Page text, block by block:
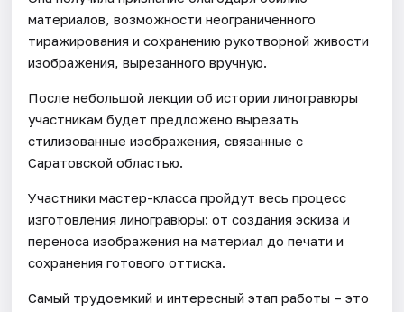
материалов, возможности неограниченного
тиражирования и сохранению рукотворной живости
изображения, вырезанного вручную.
После небольшой лекции об истории линогравюры
участникам будет предложено вырезать
стилизованные изображения, связанные с
Саратовской областью.
Участники мастер-класса пройдут весь процесс
изготовления линогравюры: от создания эскиза и
переноса изображения на материал до печати и
сохранения готового оттиска.
Самый трудоемкий и интересный этап работы – это